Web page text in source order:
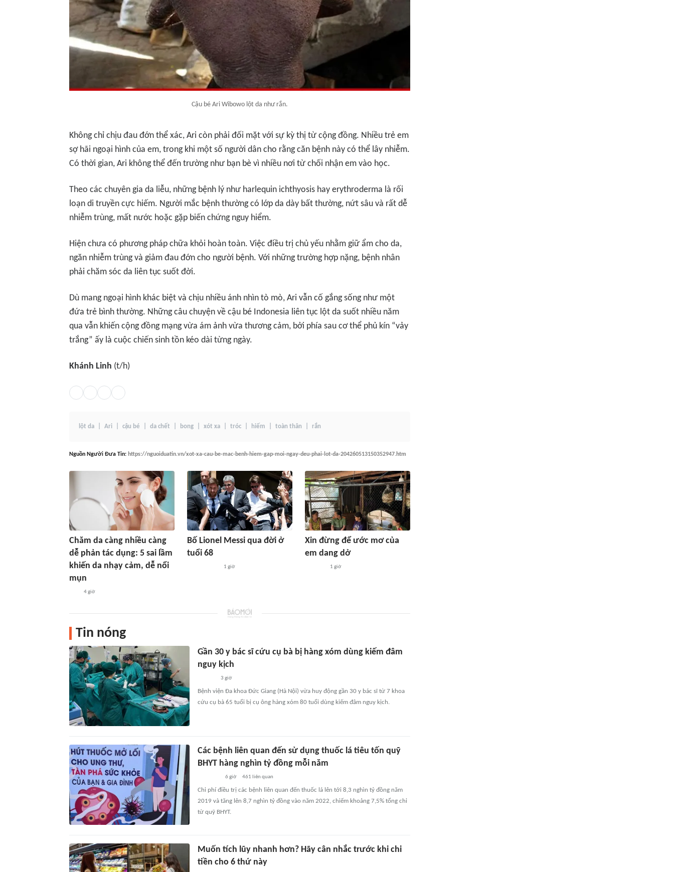
Cậu bé Ari Wibowo lột da như rắn.
Không chỉ chịu đau đớn thể xác, Ari còn phải đối mặt với sự kỳ thị từ cộng đồng. Nhiều trẻ em
sợ hãi ngoại hình của em, trong khi một số người dân cho rằng căn bệnh này có thể lây nhiễm.
Có thời gian, Ari không thể đến trường như bạn bè vì nhiều nơi từ chối nhận em vào học.
Theo các chuyên gia da liễu, những bệnh lý như harlequin ichthyosis hay erythroderma là rối
loạn di truyền cực hiếm. Người mắc bệnh thường có lớp da dày bất thường, nứt sâu và rất dễ
nhiễm trùng, mất nước hoặc gặp biến chứng nguy hiểm.
Hiện chưa có phương pháp chữa khỏi hoàn toàn. Việc điều trị chủ yếu nhằm giữ ẩm cho da,
ngăn nhiễm trùng và giảm đau đớn cho người bệnh. Với những trường hợp nặng, bệnh nhân
phải chăm sóc da liên tục suốt đời.
Dù mang ngoại hình khác biệt và chịu nhiều ánh nhìn tò mò, Ari vẫn cố gắng sống như một
đứa trẻ bình thường. Những câu chuyện về cậu bé Indonesia liên tục lột da suốt nhiều năm
qua vẫn khiến cộng đồng mạng vừa ám ảnh vừa thương cảm, bởi phía sau cơ thể phủ kín “vảy
trắng” ấy là cuộc chiến sinh tồn kéo dài từng ngày.
Khánh Linh (t/h)
lột da Ari cậu bé da chết bong xót xa tróc hiếm toàn thân rắn
Nguồn Người Đưa Tin: https://nguoiduatin.vn/xot-xa-cau-be-mac-benh-hiem-gap-moi-ngay-deu-phai-lot-da-204260513150352947.htm
Chăm da càng nhiều càng
dễ phản tác dụng: 5 sai lầm
khiến da nhạy cảm, dễ nổi
mụn
4 giờ
Bố Lionel Messi qua đời ở
tuổi 68
1 giờ
Xin đừng để ước mơ của
em dang dở
1 giờ
Tin nóng
Gần 30 y bác sĩ cứu cụ bà bị hàng xóm dùng kiếm đâm
nguy kịch
3 giờ
Bệnh viện Đa khoa Đức Giang (Hà Nội) vừa huy động gần 30 y bác sĩ từ 7 khoa
cứu cụ bà 65 tuổi bị cụ ông hàng xóm 80 tuổi dùng kiếm đâm nguy kịch.
Các bệnh liên quan đến sử dụng thuốc lá tiêu tốn quỹ
BHYT hàng nghìn tỷ đồng mỗi năm
6 giờ 461 liên quan
Chi phí điều trị các bệnh liên quan đến thuốc lá lên tới 8,3 nghìn tỷ đồng năm
2019 và tăng lên 8,7 nghìn tỷ đồng vào năm 2022, chiếm khoảng 7,5% tổng chi
từ quỹ BHYT.
Muốn tích lũy nhanh hơn? Hãy cân nhắc trước khi chi
tiền cho 6 thứ này